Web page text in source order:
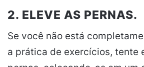
2. ELEVE AS PERNAS.
Se você não está
a prática de exercícios, tente